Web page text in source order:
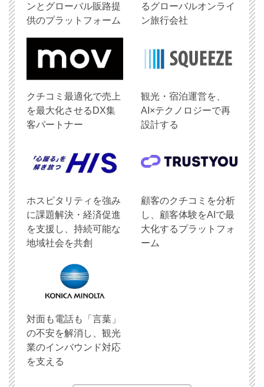
ンとグローバル販路提
供のプラットフォーム
るグローバルオンライ
ン旅行会社
クチコミ最適化で売上
を最大化させるDX集
客パートナー
観光・宿泊運営を、
AI×テクノロジーで再
設計する
ホスピタリティを強み
に課題解決・経済促進
を支援し、持続可能な
地域社会を共創
顧客のクチコミを分析
し、顧客体験をAIで最
大化するプラットフォ
ーム
対面も電話も「言葉」
の不安を解消し、観光
業のインバウンド対応
を支える